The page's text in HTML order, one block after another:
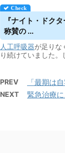
『ナイト・ドク
称賛の ...
人工呼吸器が足りな
り続けていました
PREV 「最期は
NEXT 緊急治療